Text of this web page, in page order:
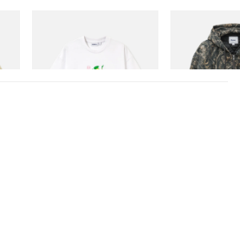
Butter Goods
Insulated
立刻购入